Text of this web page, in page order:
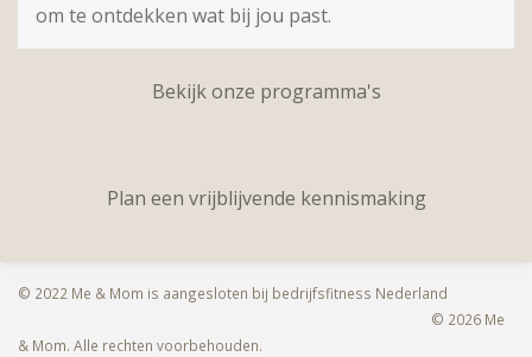
om te ontdekken wat bij jou past.
Bekijk onze programma's
Plan een vrijblijvende kennismaking
© 2022 Me & Mom is aangesloten bij bedrijfsfitness Nederland
© 2026 Me
& Mom. Alle rechten voorbehouden.